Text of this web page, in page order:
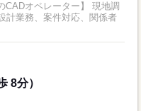
CADオペレーター】 現地調
計業務、案件対応、関係者
8分）